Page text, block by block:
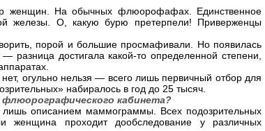
женщин. На обычных флюорофафах. Единственное
железы. О, какую бурю претерпели! Приверженцы
порой и большие просмафивали. Но появилась
достигала какой-то определенной степени,
огульно нельзя — всего лишь первичный отбор для
набиралось в год до 25 тысяч.
кабинета?
описанием маммограммы. Всех подозрительных
женщина проходит дообследование у различных